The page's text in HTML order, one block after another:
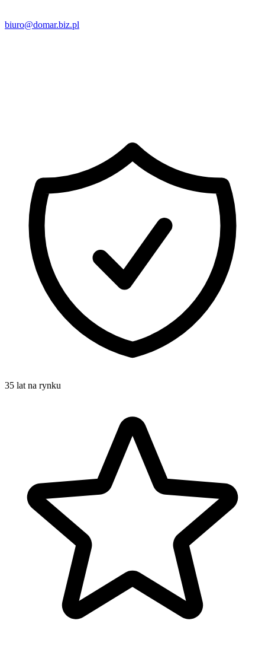
biuro@domar.biz.pl
35 lat na rynku